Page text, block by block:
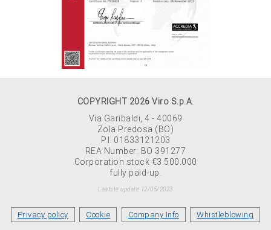
COPYRIGHT 2026 Viro S.p.A.
Via Garibaldi, 4 - 40069
Zola Predosa (BO)
P.I. 01833121203
REA Number: BO 391277
Corporation stock €3.500.000
fully paid-up.
Laatste update 12/05/2023
Privacy policy Cookie Company Info Whistleblowing